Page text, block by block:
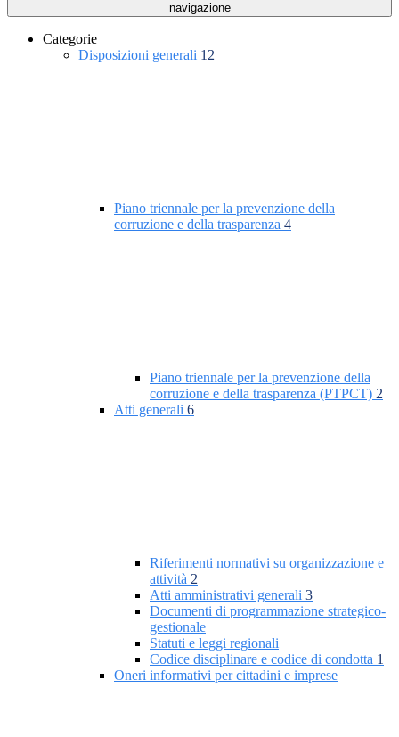
navigazione
Categorie
Disposizioni generali 12
Piano triennale per la prevenzione della
corruzione e della trasparenza 4
Piano triennale per la prevenzione della
corruzione e della trasparenza (PTPCT) 2
Atti generali 6
Riferimenti normativi su organizzazione e
attività 2
Atti amministrativi generali 3
Documenti di programmazione strategico-
gestionale
Statuti e leggi regionali
Codice disciplinare e codice di condotta 1
Oneri informativi per cittadini e imprese